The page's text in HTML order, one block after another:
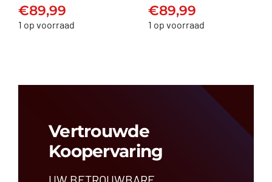
€89,99
€89,99
1 op voorraad
€89,99
€89,99
1 op voorraad
Vertrouwde
Koopervaring